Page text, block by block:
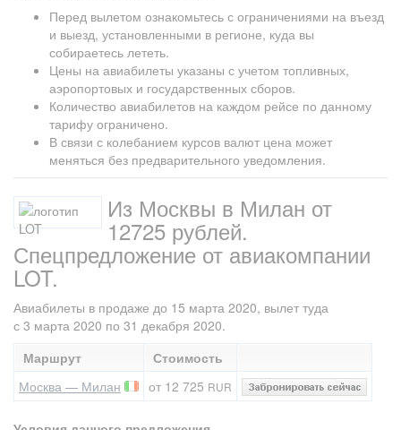
Перед вылетом ознакомьтесь с ограничениями на въезд
и выезд, установленными в регионе, куда вы
собираетесь лететь.
Цены на авиабилеты указаны с учетом топливных,
аэропортовых и государственных сборов.
Количество авиабилетов на каждом рейсе по данному
тарифу ограничено.
В связи с колебанием курсов валют цена может
меняться без предварительного уведомления.
Из Москвы в Милан от
12725 рублей.
Спецпредложение от авиакомпании
LOT.
Авиабилеты в продаже до 15 марта 2020, вылет туда
с 3 марта 2020 по 31 декабря 2020.
Маршрут
Стоимость
Москва — Милан
от 12 725 RUR